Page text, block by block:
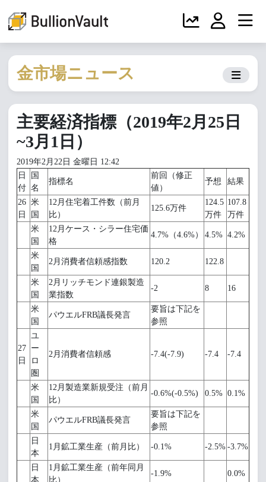
金市場ニュース
主要経済指標（2019年2月25日
~3月1日）
2019年2月22日 金曜日 12:42
日
付
国
名
指標名
前回（修正
値）
予想 結果
26
日
米
国
12月住宅着工件数（前月
比）
125.6万件
124.5
万件
107.8
万件
米
国
12月ケース・シラー住宅価
格
4.7%（4.6%） 4.5% 4.2%
米
国
2月消費者信頼感指数 120.2 122.8
米
国
2月リッチモンド連銀製造
業指数
-2 8 16
米
国
パウエルFRB議長発言
要旨は下記を
参照
27
日
ユ
ー
ロ
圏
2月消費者信頼感 -7.4(-7.9) -7.4 -7.4
米
国
12月製造業新規受注（前月
比）
-0.6%(-0.5%) 0.5% 0.1%
米
国
パウエルFRB議長発言
要旨は下記を
参照
日
本
1月鉱工業生産（前月比） -0.1% -2.5% -3.7%
日
本
1月鉱工業生産（前年同月
比）
-1.9% 0.0%